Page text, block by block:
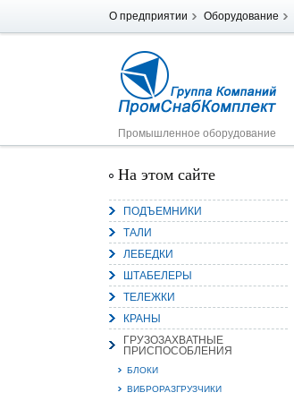
О предприятии Оборудование
Промышленное оборудование
На этом сайте
ПОДЪЕМНИКИ
ТАЛИ
ЛЕБЕДКИ
ШТАБЕЛЕРЫ
ТЕЛЕЖКИ
КРАНЫ
ГРУЗОЗАХВАТНЫЕ
ПРИСПОСОБЛЕНИЯ
БЛОКИ
ВИБРОРАЗГРУЗЧИКИ